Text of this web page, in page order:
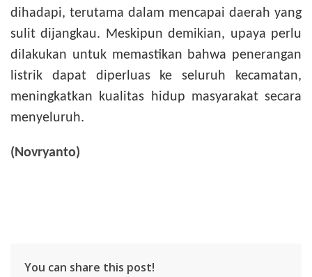
dihadapi, terutama dalam mencapai daerah yang
sulit dijangkau. Meskipun demikian, upaya perlu
dilakukan untuk memastikan bahwa penerangan
listrik dapat diperluas ke seluruh kecamatan,
meningkatkan kualitas hidup masyarakat secara
menyeluruh.
(Novryanto)
You can share this post!